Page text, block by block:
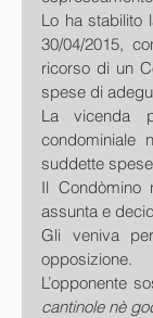
Lo ha stabilito
30/04/2015,
ricorso di un
spese di
La vicenda
condominiale
suddette
Il Condòmino
assunta e
Gli veniva
opposizione.
L’opponente
cantinole nè